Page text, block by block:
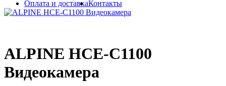
Оплата и доставкаКонтакты
ALPINE HCE-C1100
Видеокамера